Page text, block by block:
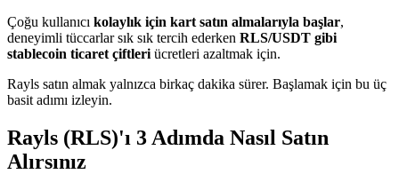
Bilgi
Ticaret bilgileri vb. dahil olmak üzere büyük veri analizi.
Çoğu kullanıcı kolaylık için kart satın almalarıyla başlar,
deneyimli tüccarlar sık sık tercih ederken RLS/USDT gibi
stablecoin ticaret çiftleri ücretleri azaltmak için.
Rayls satın almak yalnızca birkaç dakika sürer. Başlamak için bu üç
basit adımı izleyin.
Rayls (RLS)'ı 3 Adımda Nasıl Satın
Alırsınız